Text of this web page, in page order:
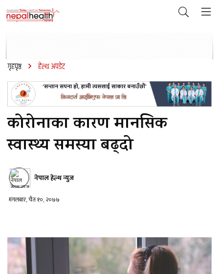
गृहपृष्ठ हेल्थ अपडेट
कोरोनाका कारण मानसिक
स्वास्थ्य समस्या बढ्दो
नेपाल हेल्थ न्युज
मंगलबार, चैत १०, २०७७